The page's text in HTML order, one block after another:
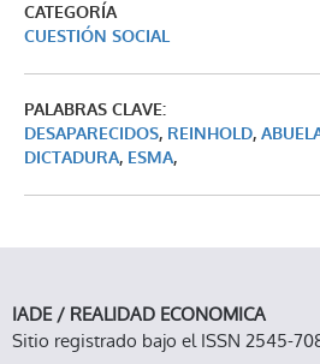
CATEGORÍA
CUESTIÓN SOCIAL
PALABRAS CLAVE:
DESAPARECIDOS, REINHOLD,
DICTADURA, ESMA,
IADE / REALIDAD ECONOMICA
Sitio registrado bajo el ISSN 2545-